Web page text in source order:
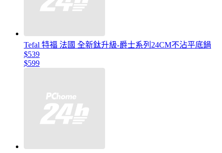
Tefal 特福 法國 全新鈦升級-爵士系列24CM不沾平底鍋
$539
$599